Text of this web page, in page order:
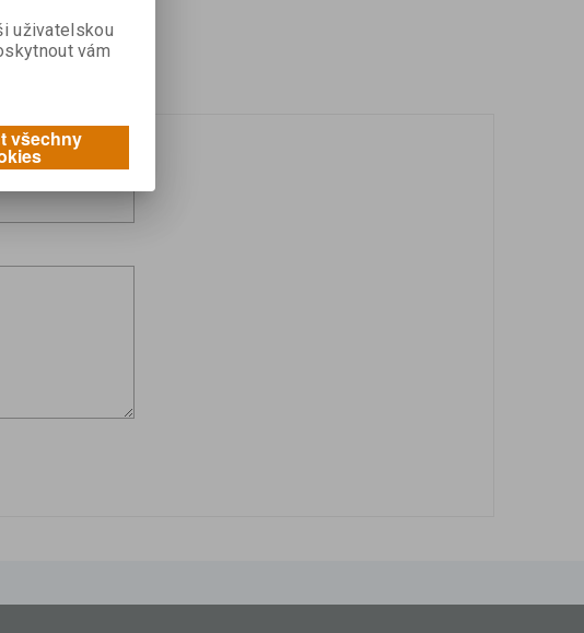
uživatelskou
vám
všechny